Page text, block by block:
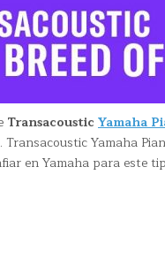
Transacoustic Yamaha
Yamaha
en Yamaha para este